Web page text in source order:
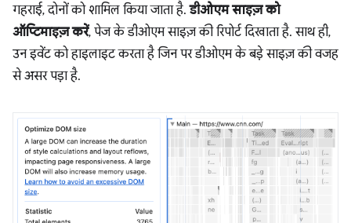
गहराई, दोनों को शामिल किया जाता है.डीओएम साइज़ को
ऑप्टिमाइज़ करें, पेज के डीओएम साइज़ की रिपोर्ट दिखाता है. साथ ही,
उन इवेंट को हाइलाइट करता है जिन पर डीओएम के बड़े साइज़ की वजह
से असर पड़ा है.